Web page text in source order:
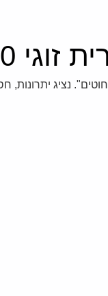
זה מתאים?